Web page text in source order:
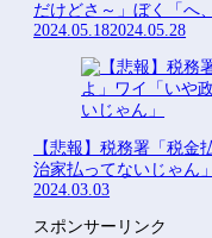
だけどさ～」ぼく「へ
2024.05.182024.05.28
【悲報】税務署「税金
治家払ってないじゃん」
2024.03.03
スポンサーリンク